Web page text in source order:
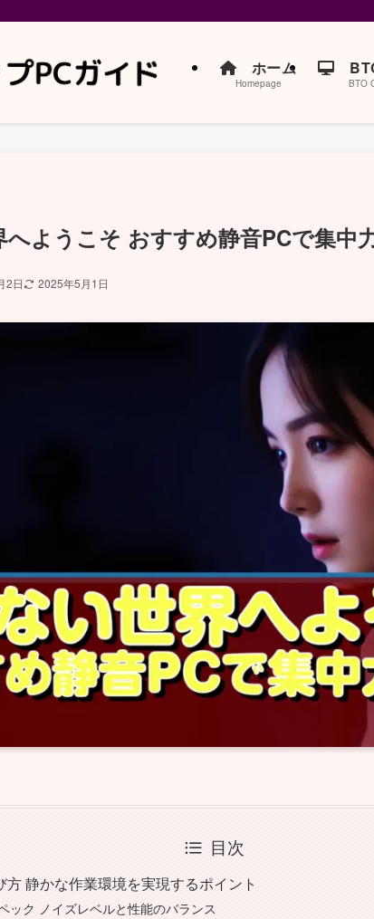
ホーム
Homepage BTO
へようこそ おすすめ静音PCで集中
2日 2025年5月1日
目次
方 静かな作業環境を実現するポイント
ック ノイズレベルと性能のバランス